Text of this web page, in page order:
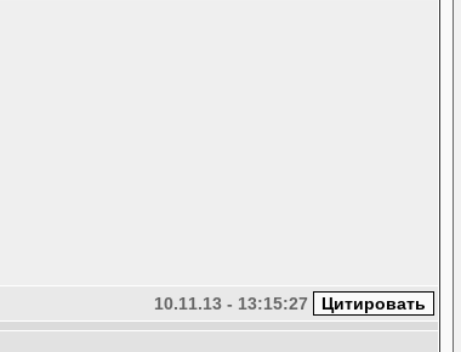
10.11.13 - 13:15:27